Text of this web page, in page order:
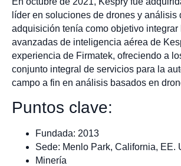
líder en soluciones de drones y análisis
adquisición tenía como objetivo
avanzadas de inteligencia aérea de
experiencia de Firmatek, ofreciendo a
conjunto integral de servicios para la
campo a fin en análisis basados en
Puntos clave:
Fundada: 2013
Sede: Menlo Park, California, EE.
Minería